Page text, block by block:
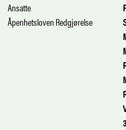
Ansatte
Åpenhetsloven Redgjørelse